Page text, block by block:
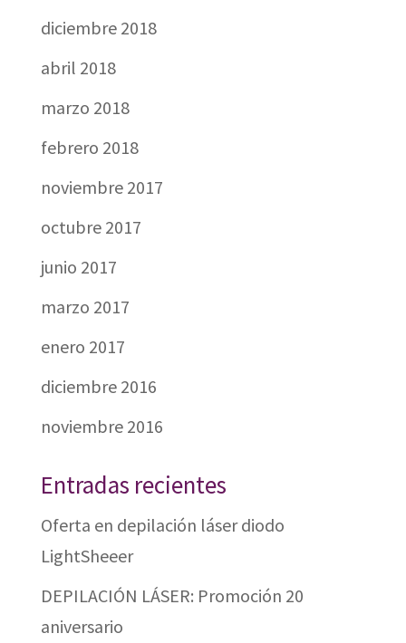
diciembre 2018
abril 2018
marzo 2018
febrero 2018
noviembre 2017
octubre 2017
junio 2017
marzo 2017
enero 2017
diciembre 2016
noviembre 2016
Entradas recientes
Oferta en depilación láser diodo
LightSheeer
DEPILACIÓN LÁSER: Promoción 20
aniversario